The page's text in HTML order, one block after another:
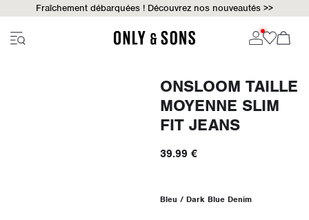
Fraîchement débarquées ! Découvrez nos nouveautés >>
ONSLOOM TAILLE
MOYENNE SLIM
FIT JEANS
39.99 €
Bleu / Dark Blue Denim